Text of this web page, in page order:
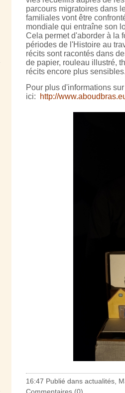
parcours migratoires dans
familiales vont être
mondiale qui entraîne son
Cela permet d'aborder à la
périodes de l'Histoire au
récits sont racontés dans
de papier, rouleau illustré,
récits encore plus
Pour plus d'informations
ici:
http://
16:47 Publié dans actualités
Commentaires (0)